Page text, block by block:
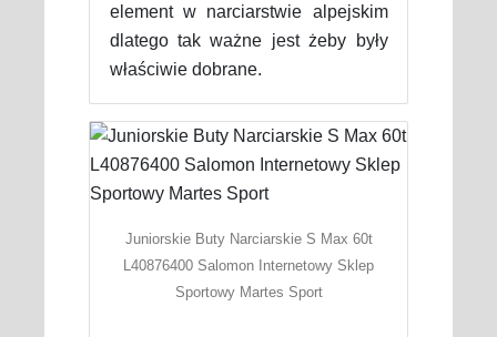
element w narciarstwie alpejskim
dlatego tak ważne jest żeby były
właściwie dobrane.
Juniorskie Buty Narciarskie S Max 60t
L40876400 Salomon Internetowy Sklep
Sportowy Martes Sport